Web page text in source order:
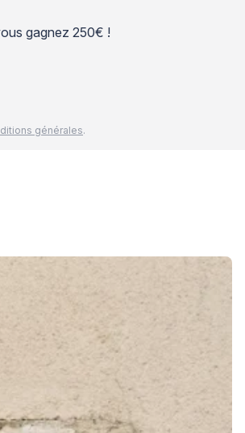
gagnez 250€ !
générales.